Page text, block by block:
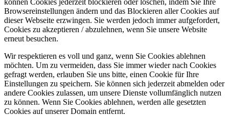
können Cookies jederzeit blockieren oder löschen, indem Sie Ihre
Browsereinstellungen ändern und das Blockieren aller Cookies auf
dieser Webseite erzwingen. Sie werden jedoch immer aufgefordert,
Cookies zu akzeptieren / abzulehnen, wenn Sie unsere Website
erneut besuchen.
Wir respektieren es voll und ganz, wenn Sie Cookies ablehnen
möchten. Um zu vermeiden, dass Sie immer wieder nach Cookies
gefragt werden, erlauben Sie uns bitte, einen Cookie für Ihre
Einstellungen zu speichern. Sie können sich jederzeit abmelden oder
andere Cookies zulassen, um unsere Dienste vollumfänglich nutzen
zu können. Wenn Sie Cookies ablehnen, werden alle gesetzten
Cookies auf unserer Domain entfernt.